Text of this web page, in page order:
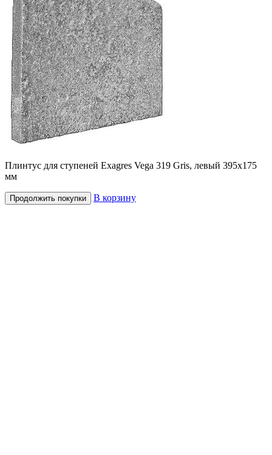
Плинтус для ступеней Exagres Vega 319 Gris, левый 395x175
мм
Продолжить покупки В корзину